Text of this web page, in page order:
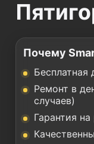
Почему
Бесплатная
Ремонт в
случаев)
Гарантия